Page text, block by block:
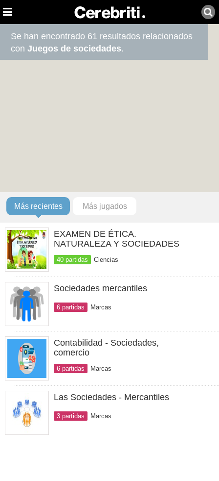
Se han encontrado 61 resultados relacionados
conJuegos de sociedades.
Más recientes Más jugados
EXAMEN DE ÉTICA.
NATURALEZA Y SOCIEDADES
40 partidas Ciencias
Sociedades mercantiles
6 partidas Marcas
Contabilidad - Sociedades,
comercio
6 partidas Marcas
Las Sociedades - Mercantiles
3 partidas Marcas